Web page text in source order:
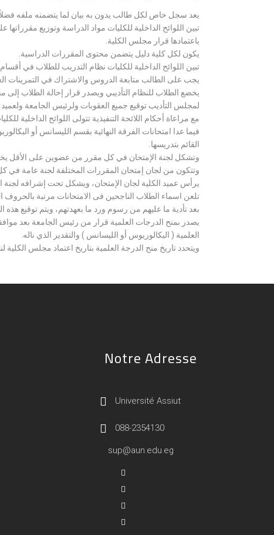
يعد سجل خاص لكل طالب يدون به بيان لما يتضمنه ملفه
تبين اللوائح الداخلية للكليات مواد الدراسة وتوزيع
باعتمادها قرار مجلس الكلية.
يكون لكل كلية دليل يتضمن محتوى المقررات الدراسية.
تبين اللوائح الداخلية للكليات نظام التدريب للطلاب في
يجب على الطالب متابعة الدروس والاشتراك في التمرينات
يخضع الطلاب للنظام التأديبي ويصدر قرار إحالة الطلاب
لمجلس التأديب توقيع جميع العقوبات ولرئيس الجامعة ولعميد
مع مراعاة أحكام اللائحة التنفيذية تتولى اللوائح الداخلية
فيما عدا امتحانات الفرقة النهائية بقسم الليسانس أو
القائم بتدريسها.
وتشكل لجنة الإمتحان في كل مقرر من عضوين على الأقل
وتتكون من لجان إمتحان المقررات المختلفة لجنة عامة في
يرأس عميد الكلية لجان الإمتحان، ويشكل تحت إشرافه لجنة او
تلعن اسماء الطلاب الناجحين فى الامتحانات مرتبة بالحروف
بعد تأدية ما عليهم من رسوم ورد ما بعهدتهم، ويتم توقيع هذه
يصدر بمنح الدرجات العلمية قرار من رئيس الجامعة بعد
العلمية ( البكالوريوس أو الليسانس ) والتقدير الذي ناله.
ويتحدد تاريخ منح الدرجة العلمية بتاريخ اعتماد مجلس الكلية
Notre Adresse
Université Assiut
088-2354130
sup@aun.edu.eg